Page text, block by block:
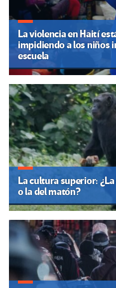
La violencia en Haití
impidiendo a los niños
escuela
La cultura superior:
o la del matón?